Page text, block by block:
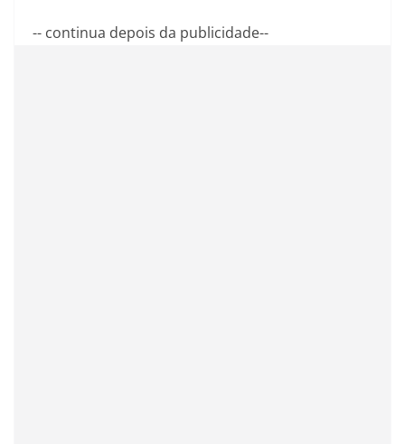
-- continua depois da publicidade--